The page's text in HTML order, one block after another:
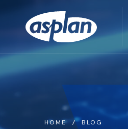
HOME BLOG